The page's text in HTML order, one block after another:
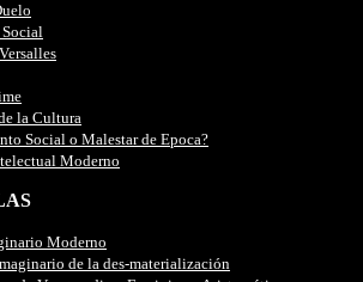
la Cultura
Social o Malestar de Epoca?
Moderno
Moderno
de la des-materialización